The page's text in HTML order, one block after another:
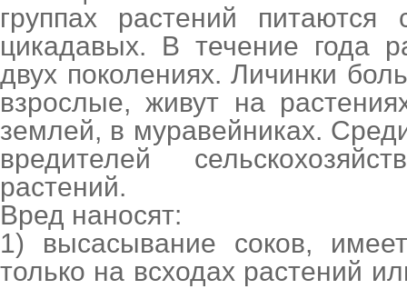
группах растений питаются
цикадавых. В течение года
двух поколениях. Личинки
взрослые, живут на
землей, в муравейниках.
вредителей
растений.
Вред наносят:
1) высасывание соков,
только на всходах растений